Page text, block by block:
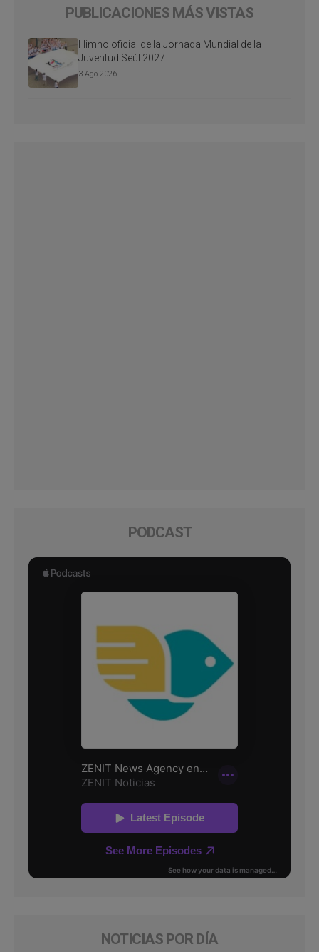
PUBLICACIONES MÁS VISTAS
Himno oficial de la Jornada Mundial de la
Juventud Seúl 2027
3 Ago 2026
PODCAST
NOTICIAS POR DÍA